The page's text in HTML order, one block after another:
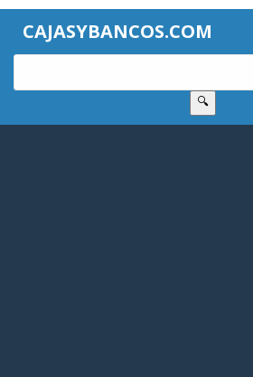
CAJASYBANCOS.COM
🔍